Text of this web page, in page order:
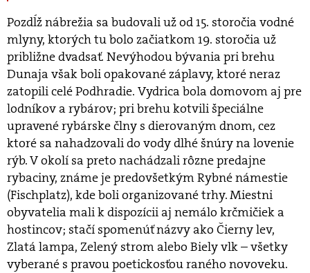
Pozdĺž nábrežia sa budovali už od 15. storočia vodné
mlyny, ktorých tu bolo začiatkom 19. storočia už
približne dvadsať. Nevýhodou bývania pri brehu
Dunaja však boli opakované záplavy, ktoré neraz
zatopili celé Podhradie. Vydrica bola domovom aj pre
lodníkov a rybárov; pri brehu kotvili špeciálne
upravené rybárske člny s dierovaným dnom, cez
ktoré sa nahadzovali do vody dlhé šnúry na lovenie
rýb. V okolí sa preto nachádzali rôzne predajne
rybaciny, známe je predovšetkým Rybné námestie
(Fisch­platz), kde boli organizované trhy. Miestni
obyvatelia mali k dispozícii aj nemálo krčmičiek a
hostincov; stačí spomenúť názvy ako Čierny lev,
Zlatá lampa, Zelený strom alebo Biely vlk – všetky
vyberané s pravou poetickosťou raného novoveku.